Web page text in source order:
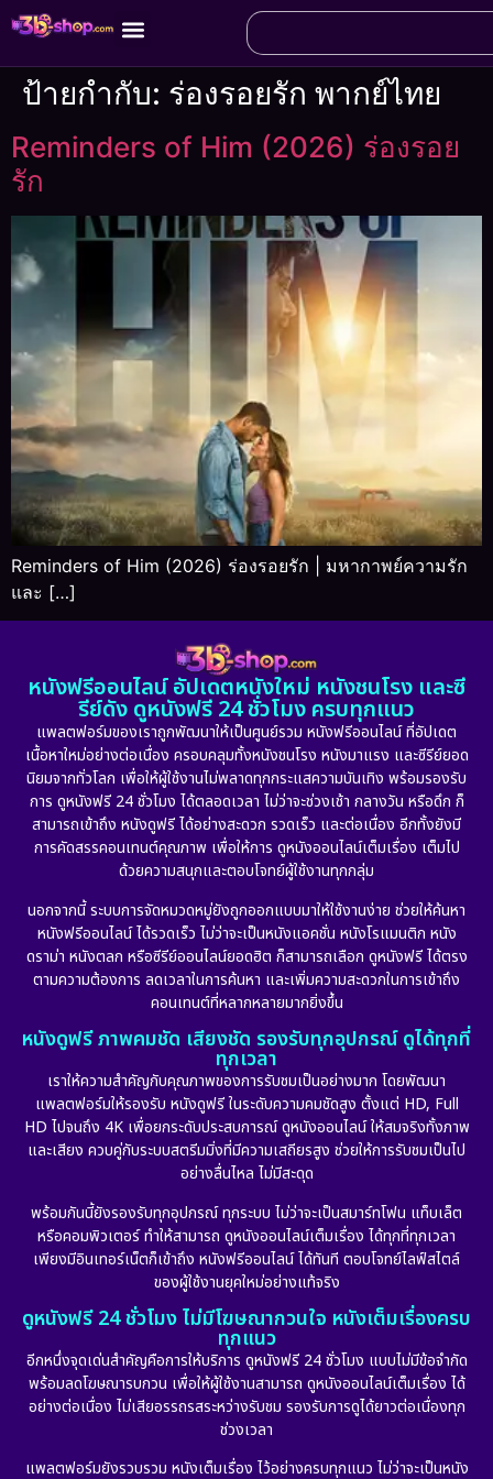
ป้ายกำกับ: ร่องรอยรัก พากย์ไทย
Reminders of Him (2026) ร่องรอย
รัก
Reminders of Him (2026) ร่องรอยรัก | มหากาพย์ความรัก
และ […]
หนังฟรีออนไลน์ อัปเดตหนังใหม่ หนังชนโรง และซี
รีย์ดัง ดูหนังฟรี 24 ชั่วโมง ครบทุกแนว
แพลตฟอร์มของเราถูกพัฒนาให้เป็นศูนย์รวม หนังฟรีออนไลน์ ที่อัปเดต
เนื้อหาใหม่อย่างต่อเนื่อง ครอบคลุมทั้งหนังชนโรง หนังมาแรง และซีรีย์ยอด
นิยมจากทั่วโลก เพื่อให้ผู้ใช้งานไม่พลาดทุกกระแสความบันเทิง พร้อมรองรับ
การ ดูหนังฟรี 24 ชั่วโมง ได้ตลอดเวลา ไม่ว่าจะช่วงเช้า กลางวัน หรือดึก ก็
สามารถเข้าถึง หนังดูฟรี ได้อย่างสะดวก รวดเร็ว และต่อเนื่อง อีกทั้งยังมี
การคัดสรรคอนเทนต์คุณภาพ เพื่อให้การ ดูหนังออนไลน์เต็มเรื่อง เต็มไป
ด้วยความสนุกและตอบโจทย์ผู้ใช้งานทุกกลุ่ม
นอกจากนี้ ระบบการจัดหมวดหมู่ยังถูกออกแบบมาให้ใช้งานง่าย ช่วยให้ค้นหา
หนังฟรีออนไลน์ ได้รวดเร็ว ไม่ว่าจะเป็นหนังแอคชั่น หนังโรแมนติก หนัง
ดราม่า หนังตลก หรือซีรีย์ออนไลน์ยอดฮิต ก็สามารถเลือก ดูหนังฟรี ได้ตรง
ตามความต้องการ ลดเวลาในการค้นหา และเพิ่มความสะดวกในการเข้าถึง
คอนเทนต์ที่หลากหลายมากยิ่งขึ้น
หนังดูฟรี ภาพคมชัด เสียงชัด รองรับทุกอุปกรณ์ ดูได้ทุกที่
ทุกเวลา
เราให้ความสำคัญกับคุณภาพของการรับชมเป็นอย่างมาก โดยพัฒนา
แพลตฟอร์มให้รองรับ หนังดูฟรี ในระดับความคมชัดสูง ตั้งแต่ HD, Full
HD ไปจนถึง 4K เพื่อยกระดับประสบการณ์ ดูหนังออนไลน์ ให้สมจริงทั้งภาพ
และเสียง ควบคู่กับระบบสตรีมมิ่งที่มีความเสถียรสูง ช่วยให้การรับชมเป็นไป
อย่างลื่นไหล ไม่มีสะดุด
พร้อมกันนี้ยังรองรับทุกอุปกรณ์ ทุกระบบ ไม่ว่าจะเป็นสมาร์ทโฟน แท็บเล็ต
หรือคอมพิวเตอร์ ทำให้สามารถ ดูหนังออนไลน์เต็มเรื่อง ได้ทุกที่ทุกเวลา
เพียงมีอินเทอร์เน็ตก็เข้าถึง หนังฟรีออนไลน์ ได้ทันที ตอบโจทย์ไลฟ์สไตล์
ของผู้ใช้งานยุคใหม่อย่างแท้จริง
ดูหนังฟรี 24 ชั่วโมง ไม่มีโฆษณากวนใจ หนังเต็มเรื่องครบ
ทุกแนว
อีกหนึ่งจุดเด่นสำคัญคือการให้บริการ ดูหนังฟรี 24 ชั่วโมง แบบไม่มีข้อจำกัด
พร้อมลดโฆษณารบกวน เพื่อให้ผู้ใช้งานสามารถ ดูหนังออนไลน์เต็มเรื่อง ได้
อย่างต่อเนื่อง ไม่เสียอรรถรสระหว่างรับชม รองรับการดูได้ยาวต่อเนื่องทุก
ช่วงเวลา
แพลตฟอร์มยังรวบรวม หนังเต็มเรื่อง ไว้อย่างครบทุกแนว ไม่ว่าจะเป็นหนัง